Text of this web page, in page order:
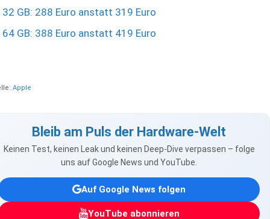
32 GB: 288 Euro anstatt 319 Euro
64 GB: 388 Euro anstatt 419 Euro
Apple
Bleib am Puls der Hardware-Welt
Keinen Test, keinen Leak und keinen Deep-Dive verpassen – folge
uns auf Google News und YouTube.
Auf Google News folgen
YouTube abonnieren